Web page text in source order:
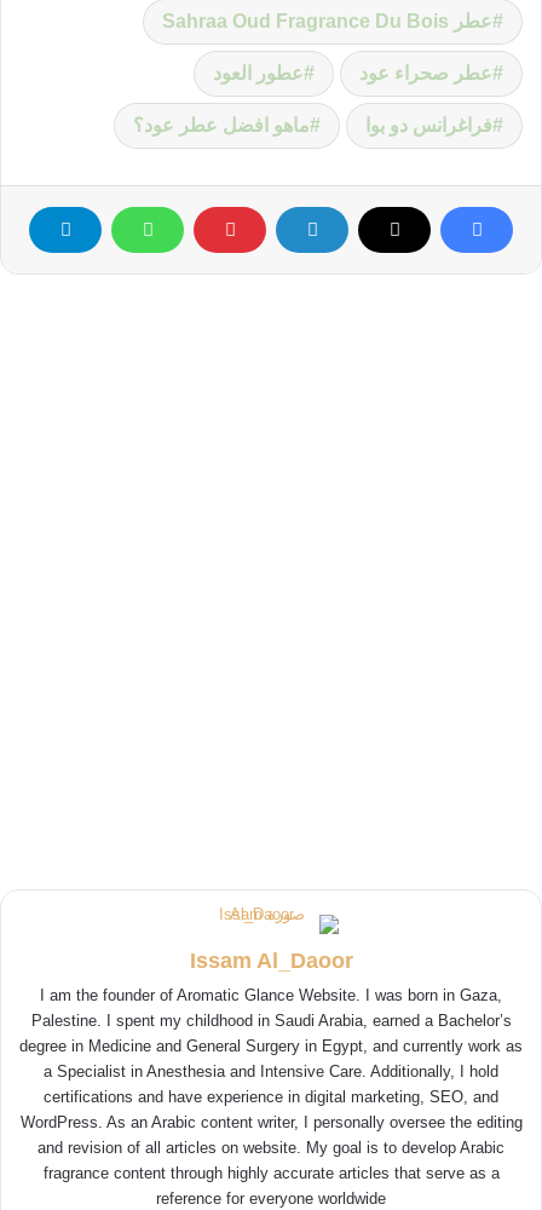
عطر Sahraa Oud Fragrance Du Bois
عطر صحراء عود عطور العود
فراغرانس دو بوا ماهو افضل عطر عود؟
Issam Al_Daoor
I am the founder of Aromatic Glance Website. I was born in Gaza,
Palestine. I spent my childhood in Saudi Arabia, earned a Bachelor’s
degree in Medicine and General Surgery in Egypt, and currently work as
a Specialist in Anesthesia and Intensive Care. Additionally, I hold
certifications and have experience in digital marketing, SEO, and
WordPress. As an Arabic content writer, I personally oversee the editing
and revision of all articles on website. My goal is to develop Arabic
fragrance content through highly accurate articles that serve as a
reference for everyone worldwide